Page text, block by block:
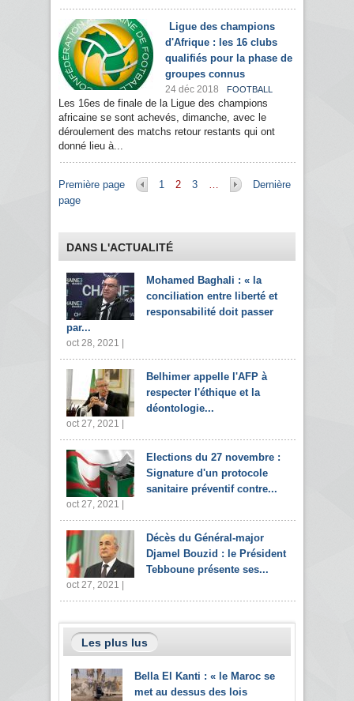
Ligue des champions
d'Afrique : les 16 clubs
qualifiés pour la phase de
groupes connus
24 déc 2018 FOOTBALL
Les 16es de finale de la Ligue des champions
africaine se sont achevés, dimanche, avec le
déroulement des matchs retour restants qui ont
donné lieu à...
Pages
Première page 1 2 3 …
Dernière
page
DANS L'ACTUALITÉ
Mohamed Baghali : « la
conciliation entre liberté et
responsabilité doit passer
par...
oct 28, 2021 |
Belhimer appelle l'AFP à
respecter l'éthique et la
déontologie...
oct 27, 2021 |
Elections du 27 novembre :
Signature d'un protocole
sanitaire préventif contre...
oct 27, 2021 |
Décès du Général-major
Djamel Bouzid : le Président
Tebboune présente ses...
oct 27, 2021 |
Les plus lus
Bella El Kanti : « le Maroc se
met au dessus des lois